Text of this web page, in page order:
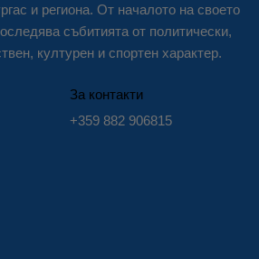
и региона. От началото на своето
събитията от политически,
културен и спортен характер.
За контакти
+359 882 906815